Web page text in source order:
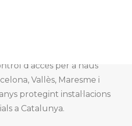
d’accés per a naus
Vallès, Maresme i
protegint instal·lacions
a Catalunya.